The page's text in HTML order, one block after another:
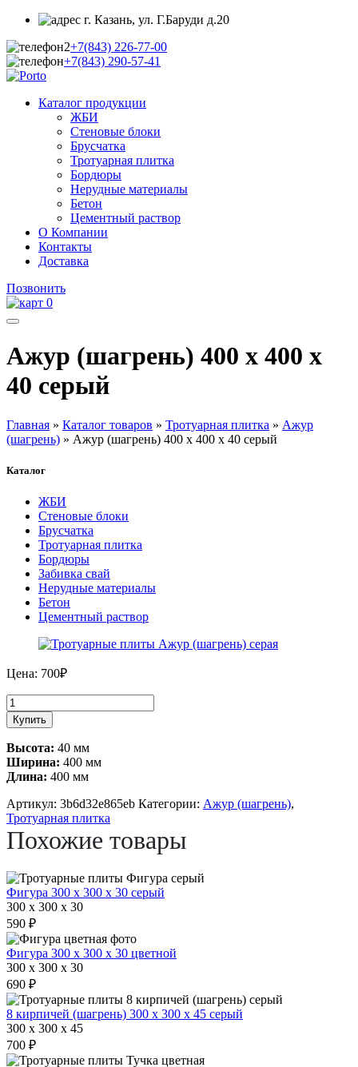
г. Казань, ул. Г.Баруди д.20
+7(843) 226-77-00
+7(843) 290-57-41
Каталог продукции
ЖБИ
Стеновые блоки
Брусчатка
Тротуарная плитка
Бордюры
Нерудные материалы
Бетон
Цементный раствор
О Компании
Контакты
Доставка
Позвонить
0
Ажур (шагрень) 400 х 400 х
40 серый
Главная » Каталог товаров » Тротуарная плитка » Ажур
(шагрень) » Ажур (шагрень) 400 х 400 х 40 серый
Каталог
ЖБИ
Стеновые блоки
Брусчатка
Тротуарная плитка
Бордюры
Забивка свай
Нерудные материалы
Бетон
Цементный раствор
Цена: 700₽
Количество
товара
Ажур
(шагрень)
400
х
400
х
40
серый
Купить
Высота: 40 мм
Ширина: 400 мм
Длина: 400 мм
Артикул: 3b6d32e865eb Категории: Ажур (шагрень),
Тротуарная плитка
Похожие товары
Фигура 300 х 300 х 30 серый
300 x 300 x 30
590 ₽
Фигура 300 х 300 х 30 цветной
300 x 300 x 30
690 ₽
8 кирпичей (шагрень) 300 х 300 х 45 серый
300 x 300 x 45
700 ₽